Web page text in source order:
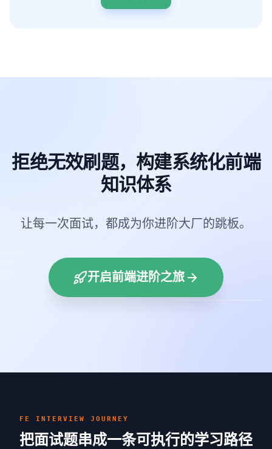
拒绝无效刷题，构建系统化前端
知识体系
让每一次面试，都成为你进阶大厂的跳板。
开启前端进阶之旅
FE INTERVIEW JOURNEY
把面试题串成一条可执行的学习路径